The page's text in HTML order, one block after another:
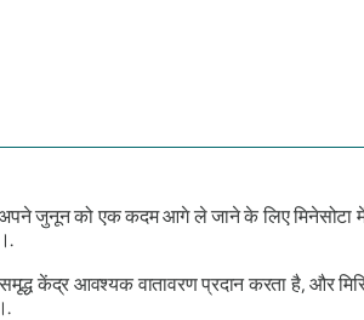
जुनून को एक कदम आगे ले जाने के लिए मिनेसोटा
केंद्र आवश्यक वातावरण प्रदान करता है, और